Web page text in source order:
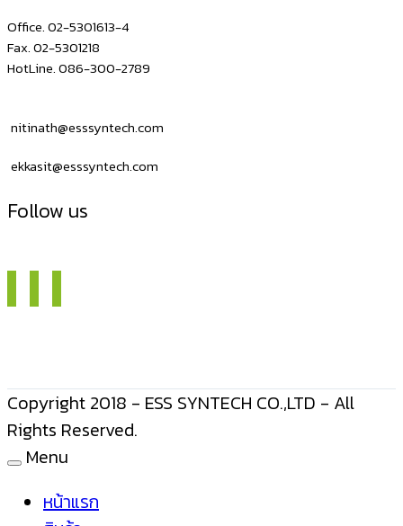
Office. 02-5301613-4
Fax. 02-5301218
HotLine. 086-300-2789
nitinath@esssyntech.com
ekkasit@esssyntech.com
Follow us
Copyright 2018 - ESS SYNTECH CO.,LTD - All
Rights Reserved.
Menu
หน้าแรก